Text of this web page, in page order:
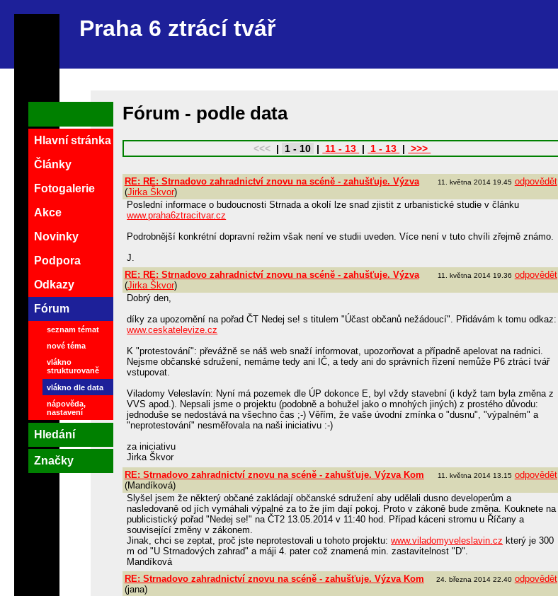
Praha 6 ztrácí tvář
Fórum - podle data
<<< | 1 - 10 | 11 - 13 | 1 - 13 | >>>
11. května 2014 19.45 odpovědět
RE: RE: Strnadovo zahradnictví znovu na scéně - zahušťuje. Výzva
(Jirka Škvor)
Poslední informace o budoucnosti Strnada a okolí lze snad zjistit z urbanistické studie v článku
www.praha6ztracitvar.cz
Podrobnější konkrétní dopravní režim však není ve studii uveden. Více není v tuto chvíli zřejmě známo.
J.
11. května 2014 19.36 odpovědět
RE: RE: Strnadovo zahradnictví znovu na scéně - zahušťuje. Výzva
(Jirka Škvor)
Dobrý den,
díky za upozornění na pořad ČT Nedej se! s titulem "Účast občanů nežádoucí". Přidávám k tomu odkaz:
www.ceskatelevize.cz
K "protestování": převážně se náš web snaží informovat, upozorňovat a případně apelovat na radnici.
Nejsme občanské sdružení, nemáme tedy ani IČ, a tedy ani do správních řízení nemůže P6 ztrácí tvář
vstupovat.
Viladomy Veleslavín: Nyní má pozemek dle ÚP dokonce E, byl vždy stavební (i když tam byla změna z
VVS apod.). Nepsali jsme o projektu (podobně a bohužel jako o mnohých jiných) z prostého důvodu:
jednoduše se nedostává na všechno čas ;-) Věřím, že vaše úvodní zmínka o "dusnu", "výpalném" a
"neprotestování" nesměřovala na naši iniciativu :-)
za iniciativu
Jirka Škvor
11. května 2014 13.15 odpovědět
RE: Strnadovo zahradnictví znovu na scéně - zahušťuje. Výzva Kom
(Mandíková)
Slyšel jsem že některý občané zakládají občanské sdružení aby udělali dusno developerům a
nasledovaně od jích vymáhali výpalné za to že jím dají pokoj. Proto v zákoně bude změna. Kouknete na
publicistický pořad "Nedej se!" na ČT2 13.05.2014 v 11:40 hod. Případ káceni stromu u Říčany a
související změny v zákonem.
Jinak, chci se zeptat, proč jste neprotestovali u tohoto projektu:www.viladomyveleslavin.cz který je 300
m od "U Strnadových zahrad" a máji 4. pater což znamená min. zastavitelnost "D".
Mandíková
24. března 2014 22.40 odpovědět
RE: Strnadovo zahradnictví znovu na scéně - zahušťuje. Výzva Kom
(jana)
Hlavní stránka
Články
Fotogalerie
Akce
Novinky
Podpora
Odkazy
Fórum
seznam témat
nové téma
vlákno
strukturovaně
vlákno dle data
nápověda,
nastavení
Hledání
Značky